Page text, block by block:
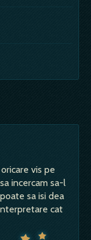
vis pe
incercam sa-l
sa isi dea
cat